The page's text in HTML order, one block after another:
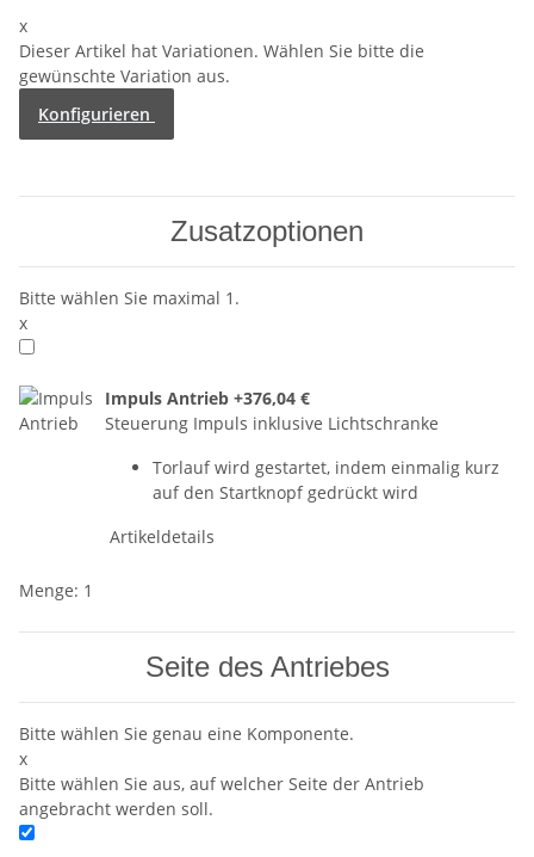
x
Dieser Artikel hat Variationen. Wählen Sie bitte die
gewünschte Variation aus.
Konfigurieren
Zusatzoptionen
Bitte wählen Sie maximal 1.
x
Impuls Antrieb +376,04 €
Steuerung Impuls inklusive Lichtschranke
Torlauf wird gestartet, indem einmalig kurz
auf den Startknopf gedrückt wird
Artikeldetails
Menge: 1
Seite des Antriebes
Bitte wählen Sie genau eine Komponente.
x
Bitte wählen Sie aus, auf welcher Seite der Antrieb
angebracht werden soll.